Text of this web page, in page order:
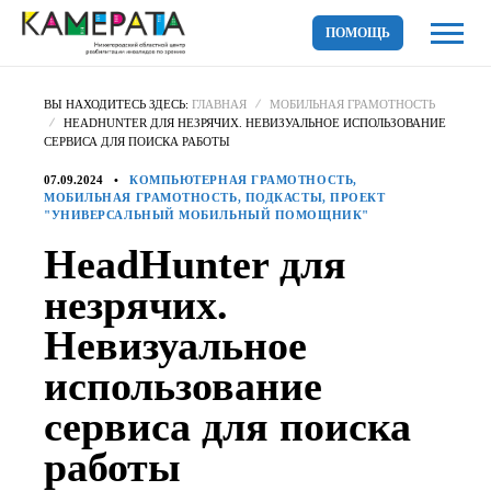
ПОМОЩЬ
ВЫ НАХОДИТЕСЬ ЗДЕСЬ: ГЛАВНАЯ
МОБИЛЬНАЯ ГРАМОТНОСТЬ
HEADHUNTER ДЛЯ НЕЗРЯЧИХ. НЕВИЗУАЛЬНОЕ ИСПОЛЬЗОВАНИЕ
СЕРВИСА ДЛЯ ПОИСКА РАБОТЫ
07.09.2024
КОМПЬЮТЕРНАЯ ГРАМОТНОСТЬ,
МОБИЛЬНАЯ ГРАМОТНОСТЬ, ПОДКАСТЫ, ПРОЕКТ
"УНИВЕРСАЛЬНЫЙ МОБИЛЬНЫЙ ПОМОЩНИК"
HeadHunter для
незрячих.
Невизуальное
использование
сервиса для поиска
работы